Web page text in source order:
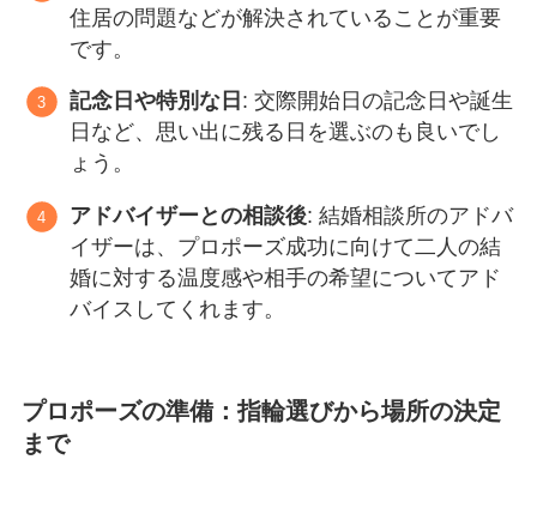
住居の問題などが解決されていることが重要
です。
記念日や特別な日 : 交際開始日の記念日や誕生
日など、思い出に残る日を選ぶのも良いでし
ょう。
アドバイザーとの相談後: 結婚相談所のアドバ
イザーは、プロポーズ成功に向けて二人の結
婚に対する温度感や相手の希望についてアド
バイスしてくれます。
プロポーズの準備：指輪選びから場所の決定
まで